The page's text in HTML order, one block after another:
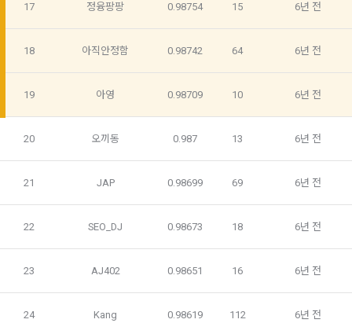
1. "회사"는 이 약관의 내용과 상호, 영업소 소재지, 대표자의 성
명, 사업자등록번호, 연락처 등을 "회원"이 알 수 있도록 초기 화
면에 게시하거나 기타의 방법으로 "회원"에게 공지해야 한다.
2. "회사"는 약관의규제등에관한법률, 전기통신기본법, 전기통
신사업법, 정보통신망이용촉진등에관한법률, 전자상거래 등에
관련법을 위배하지 않는 범위에서 이 약관을 개정할 수 있다.
3. "회사"는 "서비스"에 대해 별도의 이용약관 또는 정책(이하
“별도약관”)을 둘 수 있으며, 그 내용이 이 약관과 충돌하는 경우
4. “회사”의 영업상 중요한 사유 또는 관계 법령에 의한 변경사
간의 상호 연락, 구매 및 요금 결제, 물품 및 증빙발송, 부정 이용
방지와 비인가 사용방지
규 서비스 개발을 위한 통계 및 접속빈도 파악, 통계학적 특성에
따른 광고, 이벤트 정보 및 참여기회 제공
4) 고용 및 취업동향 파악을 위한 통계학적 분석, 서비스 고도화
를 위한 데이터 분석
3. 수집하는 개인정보 항목 및 수집방법
가. 수집하는 개인정보의 항목
1) 회원가입 시 수집하는 항목
17 정융팡팡 0.98754 15 6년 전
18 아직안정함 0.98742 64 6년 전
19 아영 0.98709 10 6년 전
20 오끼동 0.987 13 6년 전
21 JAP 0.98699 69 6년 전
22 SEO_DJ 0.98673 18 6년 전
23 AJ402 0.98651 16 6년 전
24 Kang 0.98619 112 6년 전